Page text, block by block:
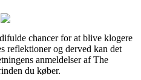
chancer for at blive klogere
reflektioner og derved kan det
anmeldelser af The
du køber.